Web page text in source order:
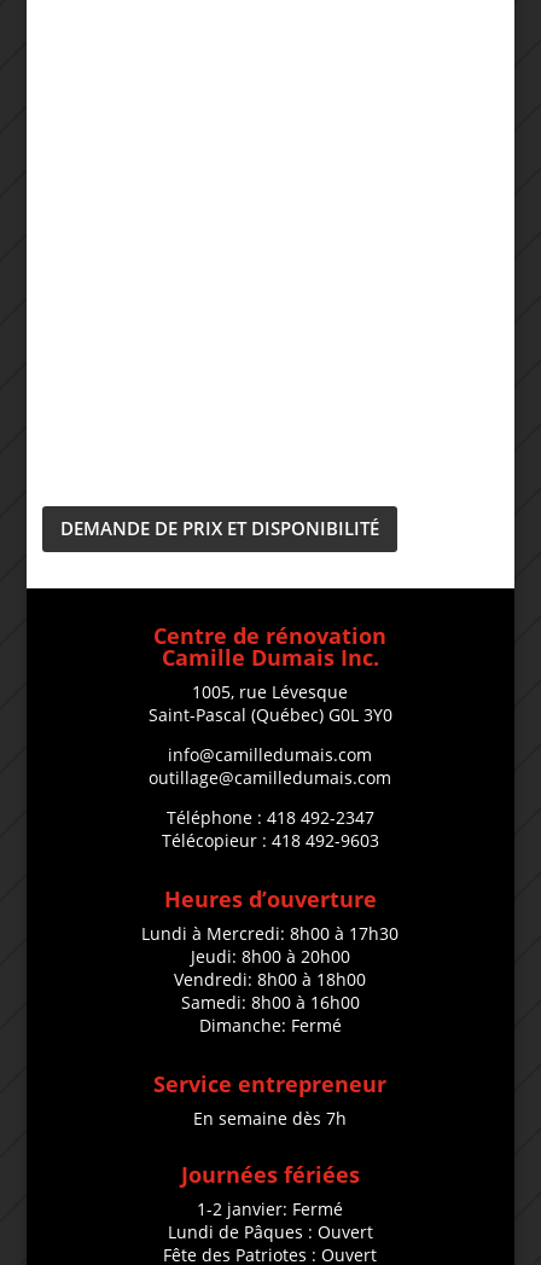
DEMANDE DE PRIX ET DISPONIBILITÉ
Centre de rénovation
Camille Dumais Inc.
1005, rue Lévesque
Saint-Pascal (Québec) G0L 3Y0
info@camilledumais.com
outillage@camilledumais.com
Téléphone : 418 492-2347
Télécopieur : 418 492-9603
Heures d’ouverture
Lundi à Mercredi: 8h00 à 17h30
Jeudi: 8h00 à 20h00
Vendredi: 8h00 à 18h00
Samedi: 8h00 à 16h00
Dimanche: Fermé
Service entrepreneur
En semaine dès 7h
Journées fériées
1-2 janvier: Fermé
Lundi de Pâques : Ouvert
Fête des Patriotes : Ouvert